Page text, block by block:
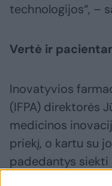
technologijos“, –
Vertė ir
Inovatyvios
(IFPA) direktorės
medicinos
priekį, o kartu su
padedantys siekti